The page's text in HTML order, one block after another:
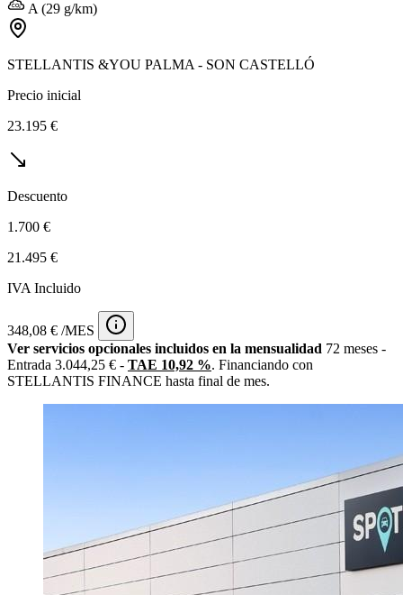
A (29 g/km)
STELLANTIS &YOU PALMA - SON CASTELLÓ
Precio inicial
23.195 €
Descuento
1.700 €
21.495 €
IVA Incluido
348,08 € /MES
Ver servicios opcionales incluidos en la mensualidad 72 meses -
Entrada 3.044,25 € - TAE 10,92 %. Financiando con
STELLANTIS FINANCE hasta final de mes.